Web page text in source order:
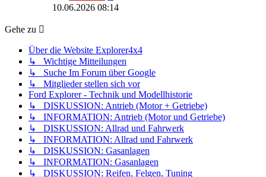
Beitrag
10.06.2026 08:14
Gehe zu
Über die Website Explorer4x4
↳ Wichtige Mitteilungen
↳ Suche Im Forum über Google
↳ Mitglieder stellen sich vor
Ford Explorer - Technik und Modellhistorie
↳ DISKUSSION: Antrieb (Motor + Getriebe)
↳ INFORMATION: Antrieb (Motor und Getriebe)
↳ DISKUSSION: Allrad und Fahrwerk
↳ INFORMATION: Allrad und Fahrwerk
↳ DISKUSSION: Gasanlagen
↳ INFORMATION: Gasanlagen
↳ DISKUSSION: Reifen, Felgen, Tuning